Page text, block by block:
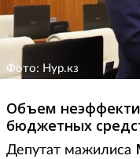
Фото: Нур.кз
Объем
бюджетных
Депутат мажилиса